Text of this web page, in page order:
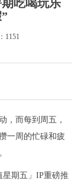
吃喝玩乐
1151
，而每到周五，
一周的忙碌和疲
星期五」IP重磅推